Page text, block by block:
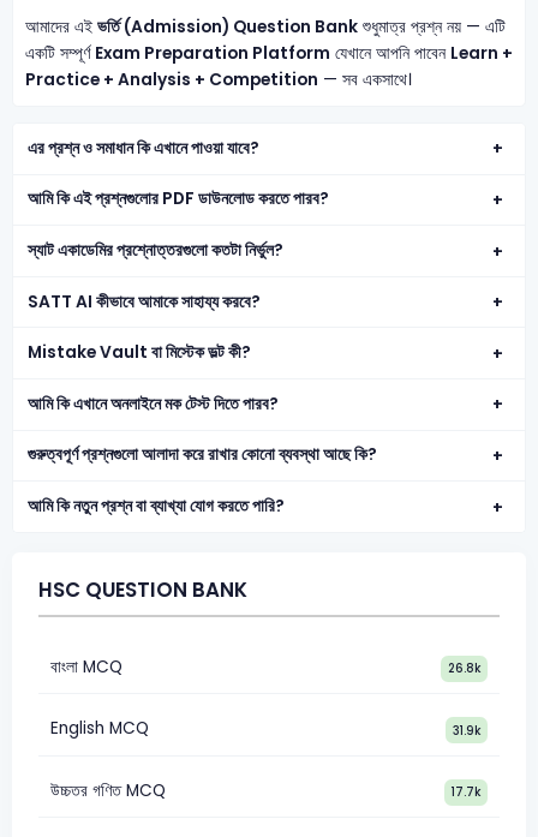
আমাদের এই ভর্তি (Admission) Question Bankশুধুমাত্র প্রশ্ন নয় — এটি
একটি সম্পূর্ণ Exam Preparation Platform যেখানে আপনি পাবেন Learn +
Practice + Analysis + Competition — সব একসাথে।
এর প্রশ্ন ও সমাধান কি এখানে পাওয়া যাবে?
আমি কি এই প্রশ্নগুলোর PDF ডাউনলোড করতে পারব?
স্যাট একাডেমির প্রশ্নোত্তরগুলো কতটা নির্ভুল?
SATT AI কীভাবে আমাকে সাহায্য করবে?
Mistake Vault বা মিস্টেক ভল্ট কী?
আমি কি এখানে অনলাইনে মক টেস্ট দিতে পারব?
গুরুত্বপূর্ণ প্রশ্নগুলো আলাদা করে রাখার কোনো ব্যবস্থা আছে কি?
আমি কি নতুন প্রশ্ন বা ব্যাখ্যা যোগ করতে পারি?
HSC QUESTION BANK
বাংলা MCQ 26.8k
English MCQ 31.9k
উচ্চতর গণিত MCQ 17.7k